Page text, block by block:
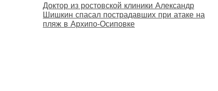
Доктор из ростовской клиники Александр
Шишкин спасал пострадавших при атаке на
пляж в Архипо‑Осиповке